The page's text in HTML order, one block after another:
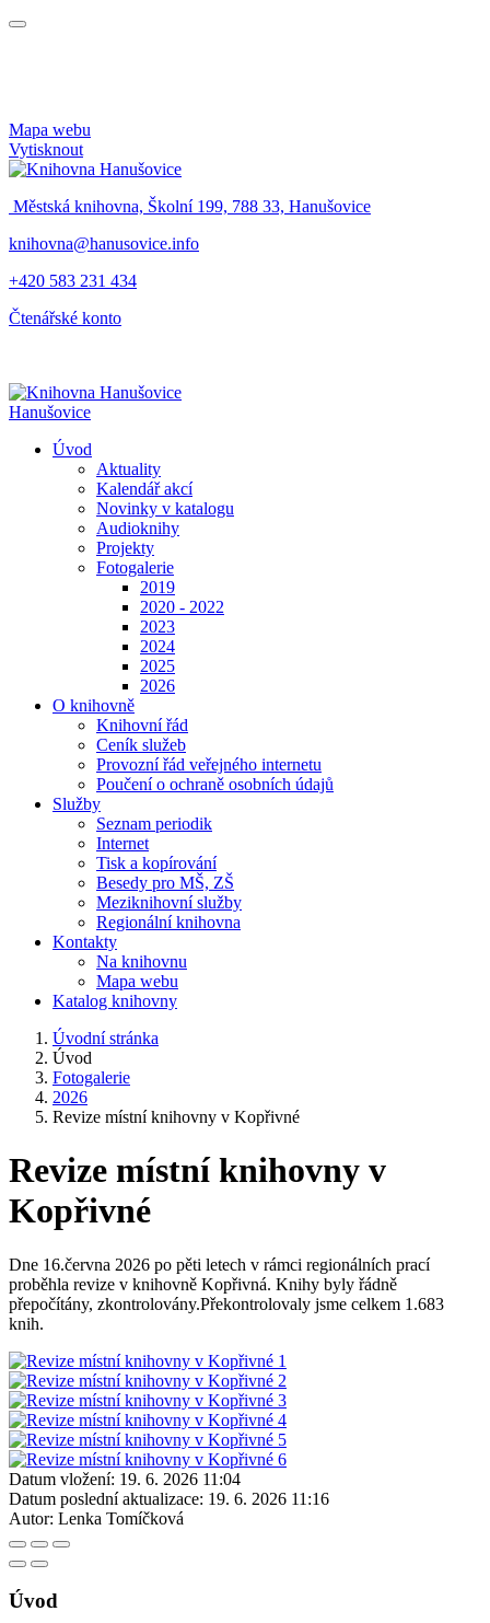
Mapa webu
Vytisknout
Městská knihovna, Školní 199, 788 33, Hanušovice
knihovna@hanusovice.info
+420 583 231 434
Čtenářské konto
Hanušovice
Úvod
Aktuality
Kalendář akcí
Novinky v katalogu
Audioknihy
Projekty
Fotogalerie
2019
2020 - 2022
2023
2024
2025
2026
O knihovně
Knihovní řád
Ceník služeb
Provozní řád veřejného internetu
Poučení o ochraně osobních údajů
Služby
Seznam periodik
Internet
Tisk a kopírování
Besedy pro MŠ, ZŠ
Meziknihovní služby
Regionální knihovna
Kontakty
Na knihovnu
Mapa webu
Katalog knihovny
Úvodní stránka
Úvod
Fotogalerie
2026
Revize místní knihovny v Kopřivné
Revize místní knihovny v
Kopřivné
Dne 16.června 2026 po pěti letech v rámci regionálních prací
proběhla revize v knihovně Kopřivná. Knihy byly řádně
přepočítány, zkontrolovány.Překontrolovaly jsme celkem 1.683
knih.
Datum vložení: 19. 6. 2026 11:04
Datum poslední aktualizace: 19. 6. 2026 11:16
Autor: Lenka Tomíčková
Úvod